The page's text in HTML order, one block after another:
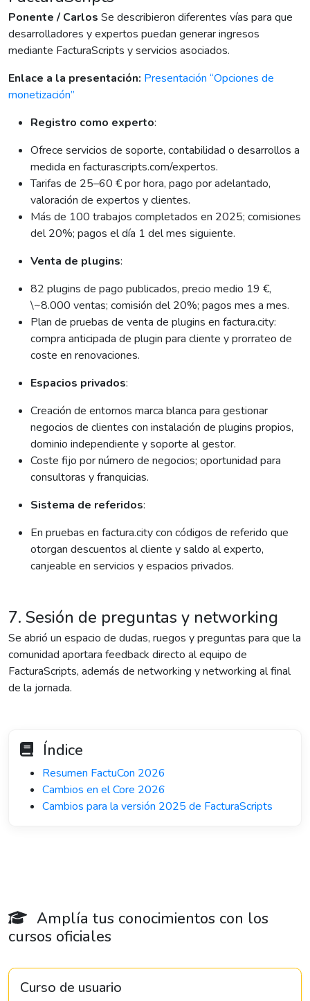
Ponente / Carlos Se describieron diferentes vías para que
desarrolladores y expertos puedan generar ingresos
mediante FacturaScripts y servicios asociados.
Enlace a la presentación: Presentación “Opciones de
monetización”
Registro como experto:
Ofrece servicios de soporte, contabilidad o desarrollos a
medida en facturascripts.com/expertos.
Tarifas de 25–60 € por hora, pago por adelantado,
valoración de expertos y clientes.
Más de 100 trabajos completados en 2025; comisiones
del 20%; pagos el día 1 del mes siguiente.
Venta de plugins:
82 plugins de pago publicados, precio medio 19 €,
\~8.000 ventas; comisión del 20%; pagos mes a mes.
Plan de pruebas de venta de plugins en factura.city:
compra anticipada de plugin para cliente y prorrateo de
coste en renovaciones.
Espacios privados:
Creación de entornos marca blanca para gestionar
negocios de clientes con instalación de plugins propios,
dominio independiente y soporte al gestor.
Coste fijo por número de negocios; oportunidad para
consultoras y franquicias.
Sistema de referidos:
En pruebas en factura.city con códigos de referido que
otorgan descuentos al cliente y saldo al experto,
canjeable en servicios y espacios privados.
7. Sesión de preguntas y networking
Se abrió un espacio de dudas, ruegos y preguntas para que la
comunidad aportara feedback directo al equipo de
FacturaScripts, además de networking y networking al final
de la jornada.
Índice
Resumen FactuCon 2026
Cambios en el Core 2026
Cambios para la versión 2025 de FacturaScripts
Amplía tus conocimientos con los
cursos oficiales
Curso de usuario